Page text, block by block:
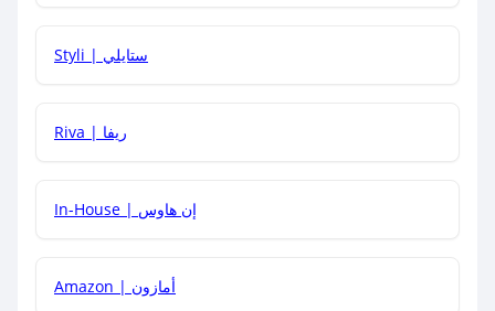
هل يمكنني جمع كود خصم مع العروض الأخرى؟
Styli | ستايلي
Riva | ريفا
In-House | إن هاوس
Amazon | أمازون